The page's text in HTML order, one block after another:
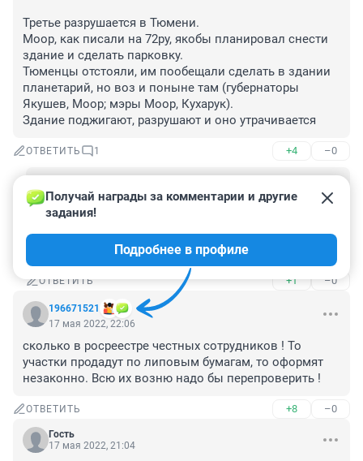
Третье разрушается в Тюмени.
Моор, как писали на 72ру, якобы планировал снести
здание и сделать парковку.
Тюменцы отстояли, им пообещали сделать в здании
планетарий, но воз и поныне там (губернаторы
Якушев, Моор; мэры Моор, Кухарук).
Здание поджигают, разрушают и оно утрачивается
ОТВЕТИТЬ 1 +4 –0
18 мая 2022, 08:12
Нужно добиваться ответа, сказали - сделайте. Но
им наказания не будет, типа денег нет, бюджет
расписан на годы вперёд.
ОТВЕТИТЬ +1 –0
196671521
Получай награды за комментарии и другие
задания!
Подробнее в профиле
17 мая 2022, 22:06
сколько в росреестре честных сотрудников ! То
участки продадут по липовым бумагам, то оформят
незаконно. Всю их возню надо бы перепроверить !
ОТВЕТИТЬ +8 –0
Гость
17 мая 2022, 21:04